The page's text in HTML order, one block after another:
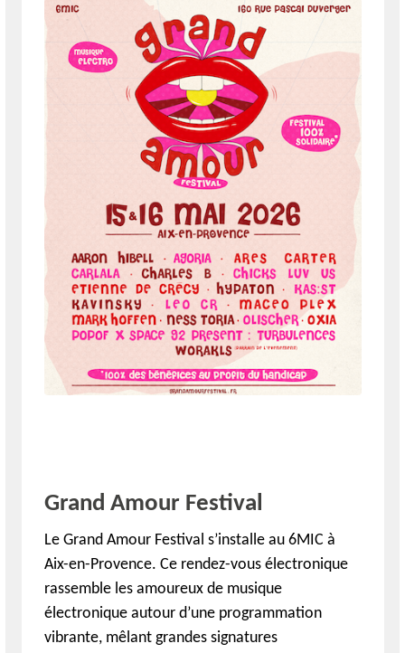
Grand Amour Festival
Le Grand Amour Festival s’installe au 6MIC à
Aix-en-Provence. Ce rendez-vous électronique
rassemble les amoureux de musique
électronique autour d’une programmation
vibrante, mêlant grandes signatures